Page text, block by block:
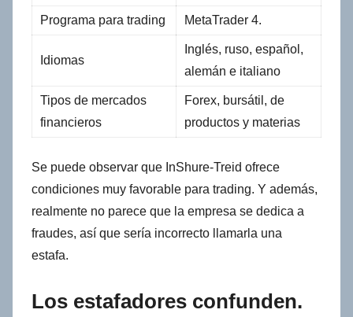
Programa para trading MetaTrader 4.
Idiomas
Inglés, ruso, español,
alemán e italiano
Tipos de mercados
financieros
Forex, bursátil, de
productos y materias
Se puede observar que InShure-Treid ofrece
condiciones muy favorable para trading. Y además,
realmente no parece que la empresa se dedica a
fraudes, así que sería incorrecto llamarla una
estafa.
Los estafadores confunden.